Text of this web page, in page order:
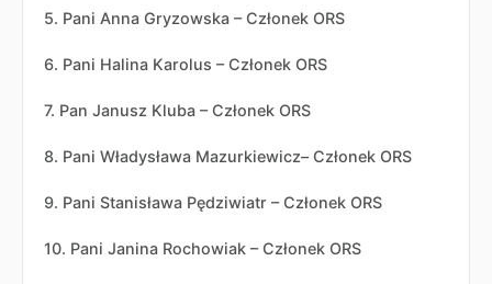
5. Pani Anna Gryzowska – Członek ORS
6. Pani Halina Karolus – Członek ORS
7. Pan Janusz Kluba – Członek ORS
8. Pani Władysława Mazurkiewicz– Członek ORS
9. Pani Stanisława Pędziwiatr – Członek ORS
10. Pani Janina Rochowiak – Członek ORS